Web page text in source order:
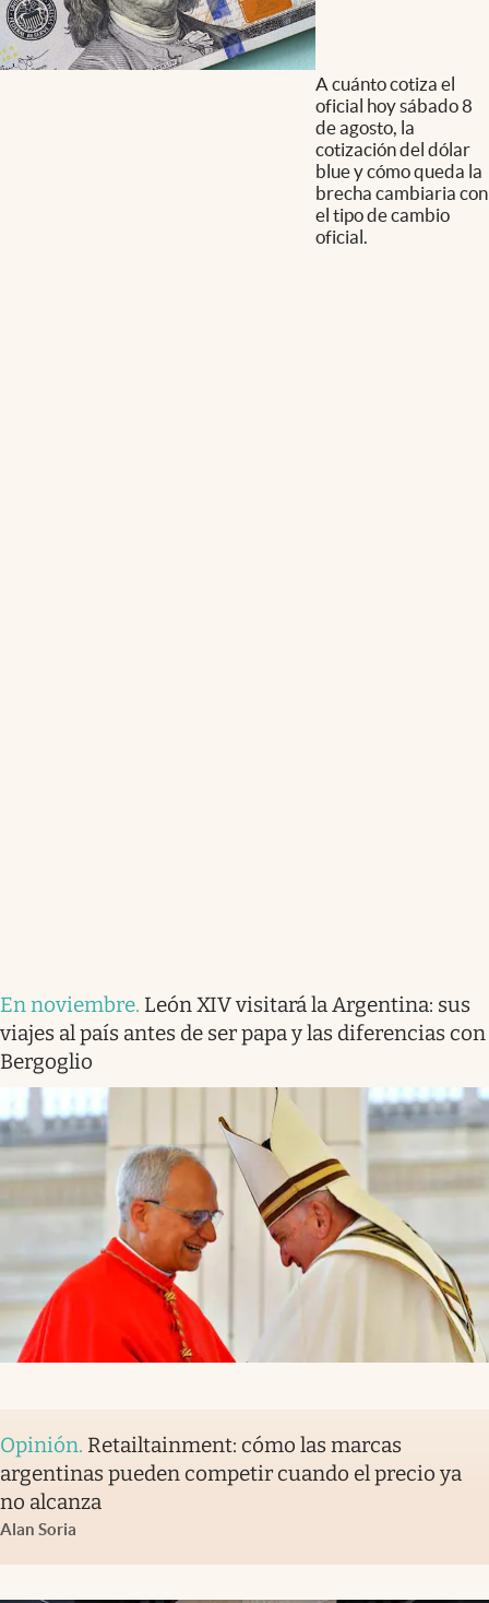
A cuánto cotiza el
oficial hoy sábado 8
de agosto, la
cotización del dólar
blue y cómo queda la
brecha cambiaria con
el tipo de cambio
oficial.
En noviembre. León XIV visitará la Argentina: sus
viajes al país antes de ser papa y las diferencias con
Bergoglio
Opinión. Retailtainment: cómo las marcas
argentinas pueden competir cuando el precio ya
no alcanza
Alan Soria